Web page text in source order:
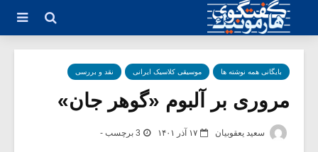
بایگانی همه نوشته ها موسیقی کلاسیک ایرانی نقد و بررسی
مروری بر آلبوم «گوهر جان»
سعید یعقوبیان ۱۷ آذر ۱۴۰۱ 3 برچسب -